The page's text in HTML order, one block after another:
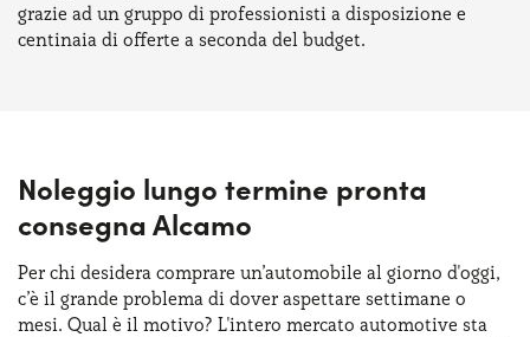
grazie ad un gruppo di professionisti a disposizione e
centinaia di offerte a seconda del budget.
Noleggio lungo termine pronta
consegna Alcamo
Per chi desidera comprare un’automobile al giorno d'oggi,
c’è il grande problema di dover aspettare settimane o
mesi. Qual è il motivo? L'intero mercato automotive sta